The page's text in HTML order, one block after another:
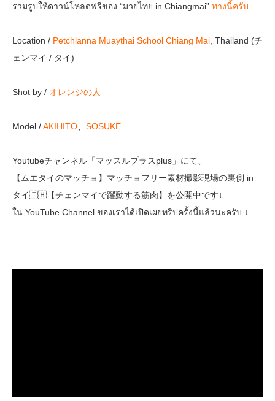
รวมรูปให้ดาวน์โหลดฟรีของ “มวยไทย in Chiangmai” ทางนี้ครับ
Location / Petchlanna Muaythai School Chiang Mai , Thailand (チ
ェンマイ / タイ)
Shot by / オレンジの人
Model /AKIHITO SOSUKE
Youtubeチャンネル「マッスルプラスplus」にて、
【ムエタイのマッチョ】マッチョフリー素材撮影現場の裏側 in
タイ🇹🇭【チェンマイで躍動する筋肉】を公開中です↓
ใน YouTube Channel ของเราได้เปิดเผยทริปครั้งนี้แล้วนะครับ ↓